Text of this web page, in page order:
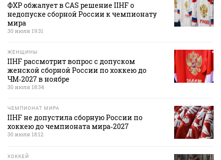
ФХР обжалует в CAS решение IIHF о
недопуске сборной России к чемпионату
мира
30 июля 19:31
ЖЕНЩИНЫ
IIHF рассмотрит вопрос с допуском
женской сборной России по хоккею до
ЧМ‑2027 в ноябре
30 июля 18:34
ЧЕМПИОНАТ МИРА
IIHF не допустила сборную России по
хоккею до чемпионата мира‑2027
30 июля 18:12
ХОККЕЙ